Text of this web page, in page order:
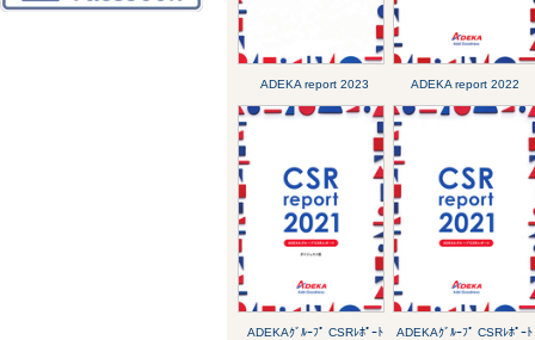
ADEKA report 2023 ADEKA report 2022
ADEKAｸﾞﾙｰﾌﾟ CSRﾚﾎﾟｰﾄ
ADEKAｸﾞﾙｰﾌﾟ CSRﾚﾎﾟｰﾄ